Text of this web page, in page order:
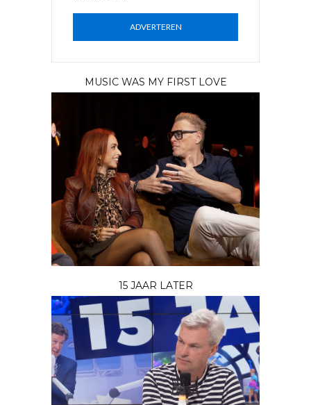
ADVERTEREN
MUSIC WAS MY FIRST LOVE
15 JAAR LATER